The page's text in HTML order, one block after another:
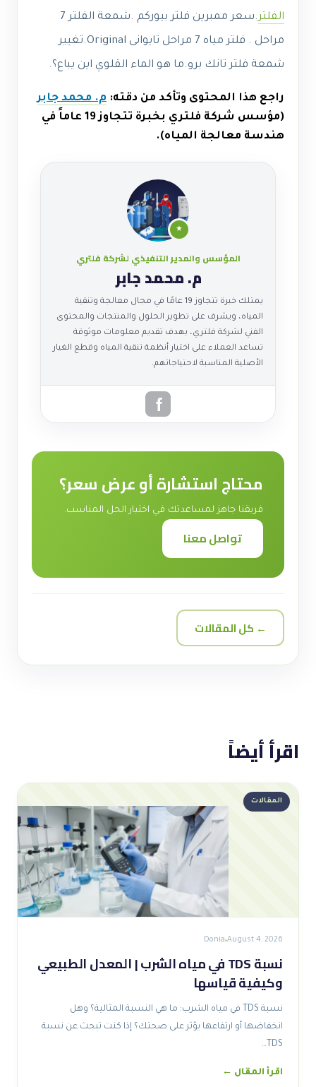
الفلتر
.سعر ممبرين فلتر بيوركم .شمعة الفلتر 7
مراحل . فلتر مياه 7 مراحل تايوانى Original.تغيير
شمعة فلتر تانك برو.ما هو الماء القلوي اين يباع؟.
راجع هذا المحتوى وتأكد من دقته: م. محمد جابر
(مؤسس شركة فلتري بخبرة تتجاوز 19 عاماً في
هندسة معالجة المياه).
★
المؤسس والمدير التنفيذي لشركة فلتري
م. محمد جابر
يمتلك خبرة تتجاوز 19 عامًا في مجال معالجة وتنقية
المياه، ويشرف على تطوير الحلول والمنتجات والمحتوى
الفني لشركة فلتري، بهدف تقديم معلومات موثوقة
تساعد العملاء على اختيار أنظمة تنقية المياه وقطع الغيار
الأصلية المناسبة لاحتياجاتهم.
محتاج استشارة أو عرض سعر؟
فريقنا جاهز لمساعدتك في اختيار الحل المناسب.
تواصل معنا
← كل المقالات
اقرأ أيضاً
المقالات
August 4, 2026
Donia
نسبة TDS في مياه الشرب | المعدل الطبيعي
وكيفية قياسها
نسبة TDS في مياه الشرب: ما هي النسبة المثالية؟ وهل
انخفاضها أو ارتفاعها يؤثر على صحتك؟ إذا كنت تبحث عن نسبة
TDS…
اقرأ المقال ←